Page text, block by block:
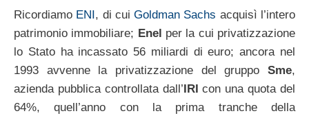
Ricordiamo ENI, di cuiGoldman Sachs acquisì l’intero
patrimonio immobiliare; Enel per la cui privatizzazione
lo Stato ha incassato 56 miliardi di euro; ancora nel
1993 avvenne la privatizzazione del gruppo Sme,
azienda pubblica controllata dall’IRI con una quota del
64%, quell’anno con la prima tranche della